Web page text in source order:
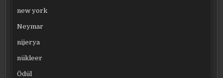
new york
Neymar
nijerya
nükleer
Ödül